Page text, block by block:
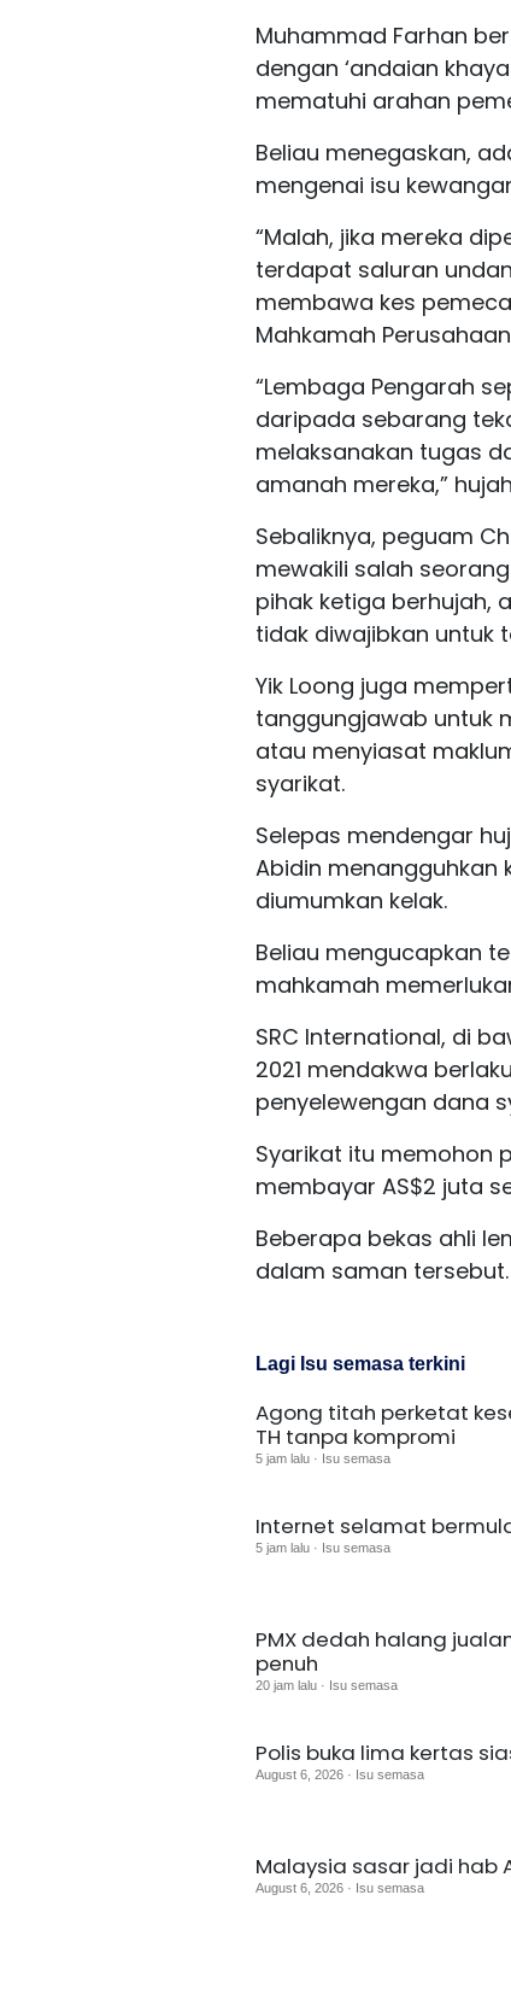
Muhammad Farhan
dengan ‘andaian
mematuhi arahan
Beliau menegaskan,
mengenai isu
“Malah, jika mereka
terdapat saluran
membawa kes
Mahkamah
“Lembaga Pengarah
daripada sebarang
melaksanakan tugas
amanah mereka,”
Sebaliknya, peguam
mewakili salah
pihak ketiga berhujah,
tidak diwajibkan untuk
Yik Loong juga
tanggungjawab untuk
atau menyiasat
syarikat.
Selepas mendengar
Abidin menangguhkan
diumumkan kelak.
Beliau mengucapkan
mahkamah
SRC International, di
2021 mendakwa
penyelewengan dana
Syarikat itu memohon
membayar AS$2 juta
Beberapa bekas ahli
dalam saman tersebut.
Lagi Isu semasa terkini
Agong titah perketat
TH tanpa kompromi
5 jam lalu · Isu semasa
Internet selamat
5 jam lalu · Isu semasa
PMX dedah halang
penuh
20 jam lalu · Isu semasa
Polis buka lima kertas
August 6, 2026 · Isu semasa
Malaysia sasar jadi hab
August 6, 2026 · Isu semasa